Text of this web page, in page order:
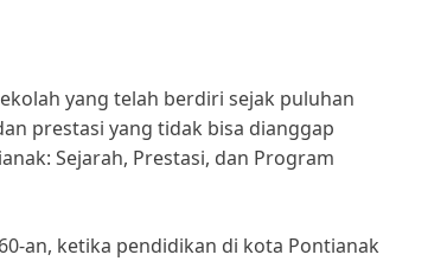
yang telah berdiri sejak puluhan
prestasi yang tidak bisa dianggap
Sejarah, Prestasi, dan Program
an, ketika pendidikan di kota Pontianak